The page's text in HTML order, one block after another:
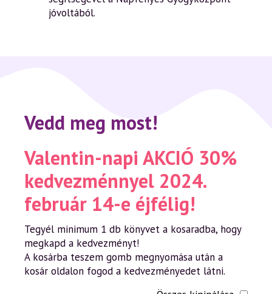
jóvoltából.
Vedd meg most!
Valentin-napi AKCIÓ 30%
kedvezménnyel 2024.
február 14-e éjfélig!
Tegyél minimum 1 db könyvet a kosaradba, hogy
megkapd a kedvezményt!
A kosárba teszem gomb megnyomása után a
kosár oldalon fogod a kedvezményedet látni.